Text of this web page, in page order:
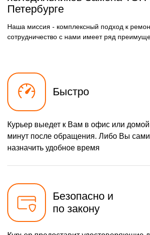
Замена электросхемы
590 р
Замена нагревателя
оттайки
500 р
Петербурге
Наша миссия - комплексный подход к
сотрудничество с нами имеет ряд
Быстро
Курьер выедет к Вам в офис или
минут после обращения. Либо Вы
назначить удобное время
Безопасно и
по закону